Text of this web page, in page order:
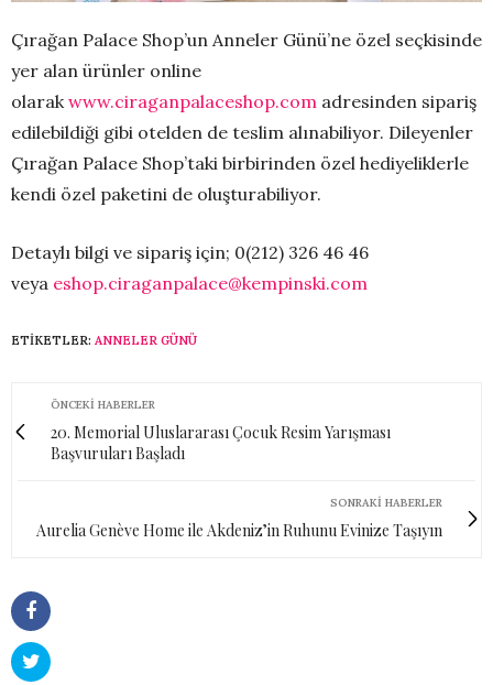
Çırağan Palace Shop’un Anneler Günü’ne özel seçkisinde
yer alan ürünler online
olarak www.ciraganpalaceshop.com adresinden sipariş
edilebildiği gibi otelden de teslim alınabiliyor. Dileyenler
Çırağan Palace Shop’taki birbirinden özel hediyeliklerle
kendi özel paketini de oluşturabiliyor.
Detaylı bilgi ve sipariş için; 0(212) 326 46 46
veya eshop.ciraganpalace@kempinski.com
ETIKETLER: ANNELER GÜNÜ
ÖNCEKI HABERLER
20. Memorial Uluslararası Çocuk Resim Yarışması
Başvuruları Başladı
SONRAKI HABERLER
Aurelia Genève Home ile Akdeniz’in Ruhunu Evinize Taşıyın